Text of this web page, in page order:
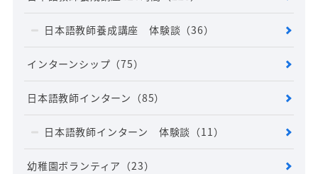
日本語教師養成講座 体験談 （36）
インターンシップ （75）
日本語教師インターン （85）
日本語教師インターン 体験談 （11）
幼稚園ボランティア （23）